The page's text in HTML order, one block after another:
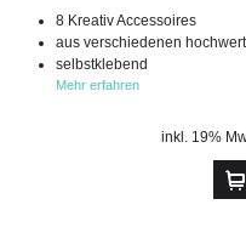
8 Kreativ Accessoires
aus verschiedenen
selbstklebend
Mehr erfahren
inkl. 19%